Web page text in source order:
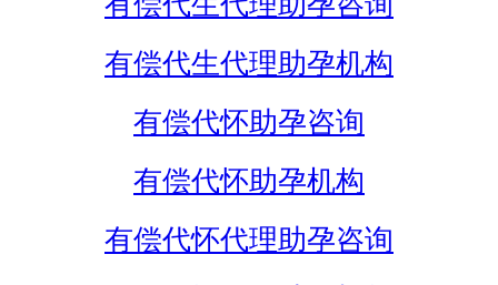
有偿代生代理助孕机构
有偿代怀助孕咨询
有偿代怀助孕机构
有偿代怀代理助孕咨询